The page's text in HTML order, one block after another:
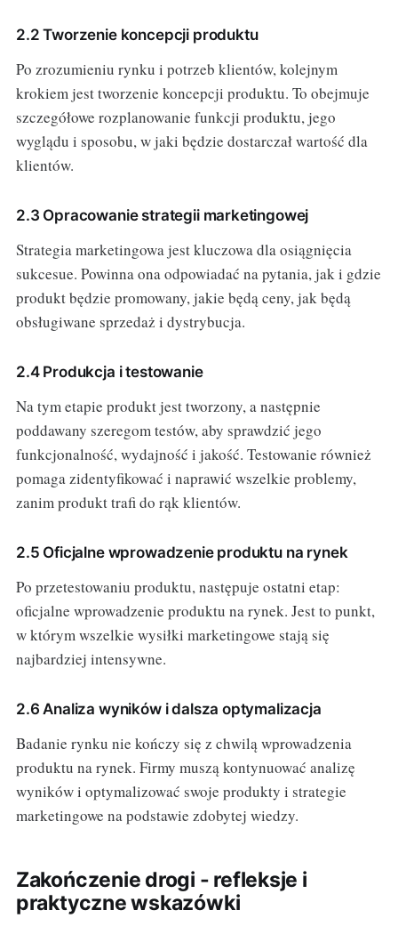
2.2 Tworzenie koncepcji produktu
Po zrozumieniu rynku i potrzeb klientów, kolejnym
krokiem jest tworzenie koncepcji produktu. To obejmuje
szczegółowe rozplanowanie funkcji produktu, jego
wyglądu i sposobu, w jaki będzie dostarczał wartość dla
klientów.
2.3 Opracowanie strategii marketingowej
Strategia marketingowa jest kluczowa dla osiągnięcia
sukcesue. Powinna ona odpowiadać na pytania, jak i gdzie
produkt będzie promowany, jakie będą ceny, jak będą
obsługiwane sprzedaż i dystrybucja.
2.4 Produkcja i testowanie
Na tym etapie produkt jest tworzony, a następnie
poddawany szeregom testów, aby sprawdzić jego
funkcjonalność, wydajność i jakość. Testowanie również
pomaga zidentyfikować i naprawić wszelkie problemy,
zanim produkt trafi do rąk klientów.
2.5 Oficjalne wprowadzenie produktu na rynek
Po przetestowaniu produktu, następuje ostatni etap:
oficjalne wprowadzenie produktu na rynek. Jest to punkt,
w którym wszelkie wysiłki marketingowe stają się
najbardziej intensywne.
2.6 Analiza wyników i dalsza optymalizacja
Badanie rynku nie kończy się z chwilą wprowadzenia
produktu na rynek. Firmy muszą kontynuować analizę
wyników i optymalizować swoje produkty i strategie
marketingowe na podstawie zdobytej wiedzy.
Zakończenie drogi - refleksje i
praktyczne wskazówki